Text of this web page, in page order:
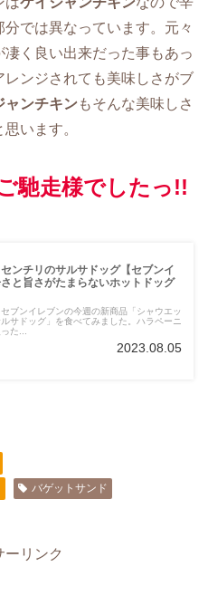
では異なっています。元々
凄く良い出来だった事もあっ
ンジされても美味しさがブ
ャンチキンもそんな美味しさ
思います。
馳走様でしたっ!!
ンチリのサルサドッグ【セブンイ
と旨さがたまらないホットドッグ
セブンイレブンの今週の新商品「シャウエッ
サドッグ」を食べてみました。ハラペーニ
た...
2023.08.05
バゲットサンド
ーリンク